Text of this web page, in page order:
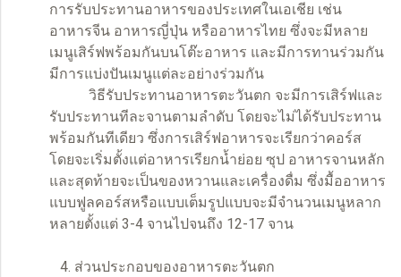
การรับประทานอาหารของประเทศในเอเชีย เช่น
อาหารจีน อาหารญี่ปุ่น หรืออาหารไทย ซึ่งจะมีหลาย
เมนูเสิร์ฟพร้อมกันบนโต๊ะอาหาร และมีการทานร่วมกัน
มีการแบ่งปันเมนูแต่ละอย่างร่วมกัน
วิธีรับประทานอาหารตะวันตก จะมีการเสิร์ฟและ
รับประทานทีละจานตามลำดับ โดยจะไม่ได้รับประทาน
พร้อมกันทีเดียว ซึ่งการเสิร์ฟอาหารจะเรียกว่าคอร์ส
โดยจะเริ่มตั้งแต่อาหารเรียกน้ำย่อย ซุป อาหารจานหลัก
และสุดท้ายจะเป็นของหวานและเครื่องดื่ม ซึ่งมื้ออาหาร
แบบฟูลคอร์สหรือแบบเต็มรูปแบบจะมีจำนวนเมนูหลาก
หลายตั้งแต่ 3-4 จานไปจนถึง 12-17 จาน
4. ส่วนประกอบของอาหารตะวันตก